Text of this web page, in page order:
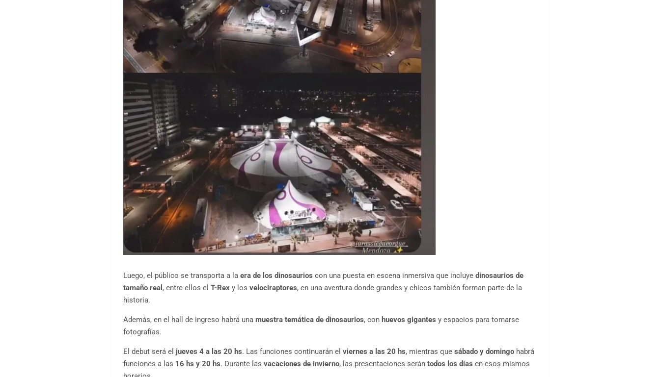
Luego, el público se transporta a laera de los dinosaurios con una puesta en escena inmersiva que incluyedinosaurios de
tamaño real , entre ellos elT-Rex y losvelociraptores, en una aventura donde grandes y chicos también forman parte de la
historia.
Además, en el hall de ingreso habrá unamuestra temática de dinosaurios, con huevos gigantes y espacios para tomarse
fotografías.
El debut será el jueves 4 a las 20 hs. Las funciones continuarán elviernes a las 20 hs, mientras quesábado y domingo habrá
funciones a las 16 hs y 20 hs. Durante lasvacaciones de invierno, las presentaciones serántodos los días en esos mismos